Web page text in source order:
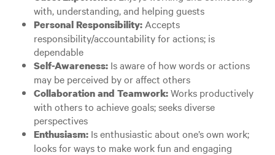
with, understanding, and helping guests
Personal Responsibility: Accepts
responsibility/accountability for actions; is
dependable
Self-Awareness: Is aware of how words or actions
may be perceived by or affect others
Collaboration and Teamwork:Works productively
with others to achieve goals; seeks diverse
perspectives
Enthusiasm: Is enthusiastic about one’s own work;
looks for ways to make work fun and engaging